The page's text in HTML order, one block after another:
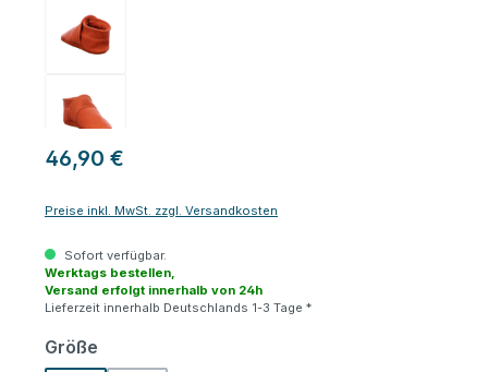
46,90 €
Preise inkl. MwSt. zzgl. Versandkosten
Sofort verfügbar.
Werktags bestellen,
Versand erfolgt innerhalb von 24h
Lieferzeit innerhalb Deutschlands 1-3 Tage *
Größe